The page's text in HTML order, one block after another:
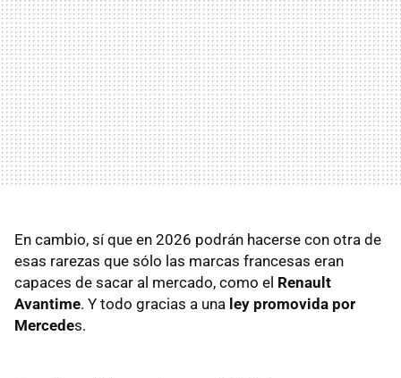
En cambio, sí que en 2026 podrán hacerse con otra de
esas rarezas que sólo las marcas francesas eran
capaces de sacar al mercado, como el Renault
Avantime. Y todo gracias a una ley promovida por
Mercedes.